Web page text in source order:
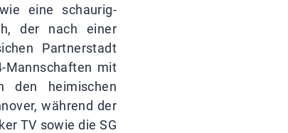
eine schaurig-
der nach einer
Partnerstadt
Mannschaften mit
den heimischen
während der
TV sowie die SG